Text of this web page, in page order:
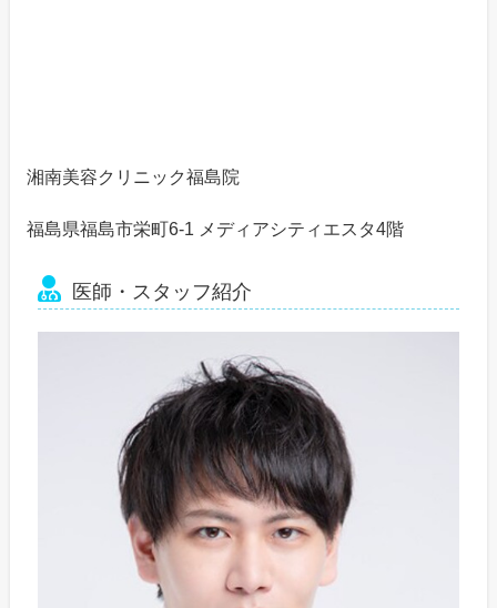
湘南美容クリニック福島院
福島県福島市栄町6-1 メディアシティエスタ4階
医師・スタッフ紹介